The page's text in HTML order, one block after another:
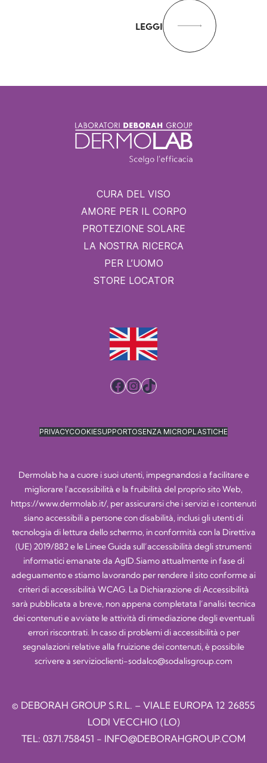
LEGGI
CURA DEL VISO
AMORE PER IL CORPO
PROTEZIONE SOLARE
LA NOSTRA RICERCA
PER L’UOMO
STORE LOCATOR
Facebook
Instagram
TikTok
PRIVACYCOOKIESUPPORTOSENZA MICROPLASTICHE
Dermolab ha a cuore i suoi utenti, impegnandosi a facilitare e
migliorare l'accessibilità e la fruibilità del proprio sito Web,
https://www.dermolab.it/, per assicurarsi che i servizi e i contenuti
siano accessibili a persone con disabilità, inclusi gli utenti di
tecnologia di lettura dello schermo, in conformità con la Direttiva
(UE) 2019/882 e le Linee Guida sull’accessibilità degli strumenti
informatici emanate da AgID.Siamo attualmente in fase di
adeguamento e stiamo lavorando per rendere il sito conforme ai
criteri di accessibilità WCAG. La Dichiarazione di Accessibilità
sarà pubblicata a breve, non appena completata l’analisi tecnica
dei contenuti e avviate le attività di rimediazione degli eventuali
errori riscontrati. In caso di problemi di accessibilità o per
segnalazioni relative alla fruizione dei contenuti, è possibile
scrivere a servizioclienti-sodalco@sodalisgroup.com
© DEBORAH GROUP S.R.L. – VIALE EUROPA 12 26855
LODI VECCHIO (LO)
TEL: 0371.758451 - INFO@DEBORAHGROUP.COM